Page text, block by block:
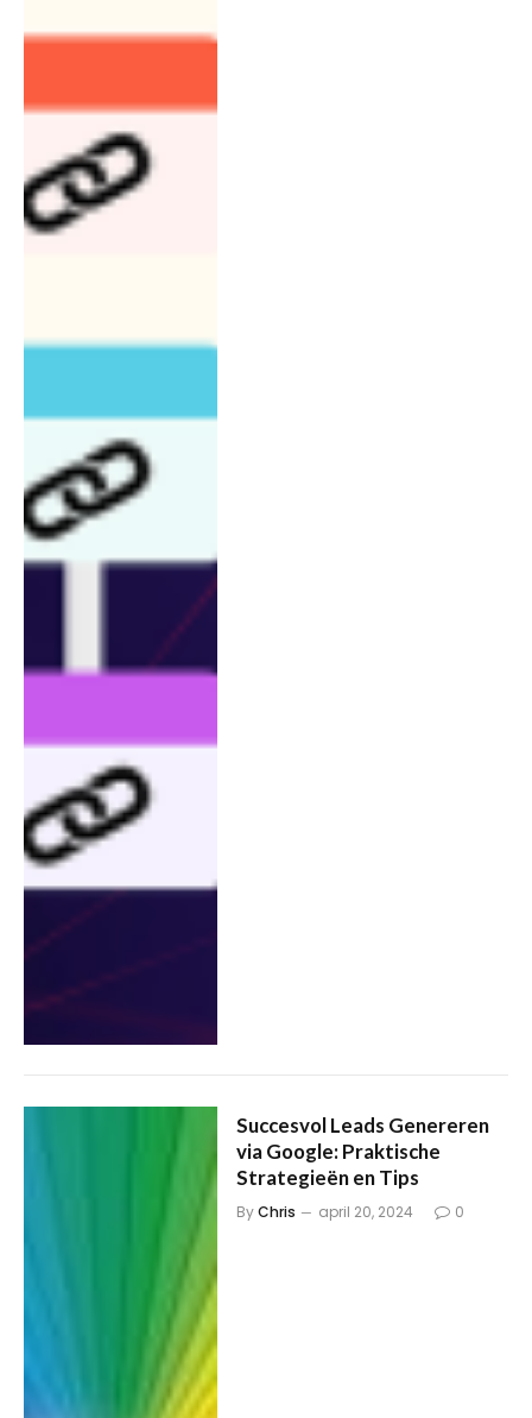
Succesvol Leads Genereren
via Google: Praktische
Strategieën en Tips
ByChris april 20, 2024 0